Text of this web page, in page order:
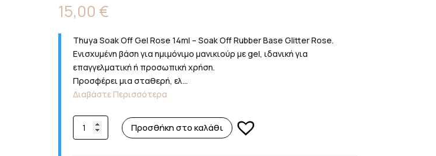
15,00 €
Thuya Soak Off Gel Rose 14ml – Soak Off Rubber Base Glitter Rose.
Ενισχυμένη βάση για ημιμόνιμο μανικιούρ με gel, ιδανική για
επαγγελματική ή προσωπική χρήση.
Προσφέρει μια σταθερή, ελ...
Διαβάστε Περισσότερα
Thuya
-
Προσθήκη στο καλάθι